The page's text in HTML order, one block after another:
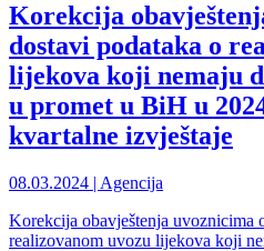
Korekcija
dostavi podataka o
lijekova koji nemaju
u promet u BiH u
kvartalne izvještaje
08.03.2024 | Agencija
Korekcija obavještenja uvoznicima
realizovanom uvozu lijekova koji